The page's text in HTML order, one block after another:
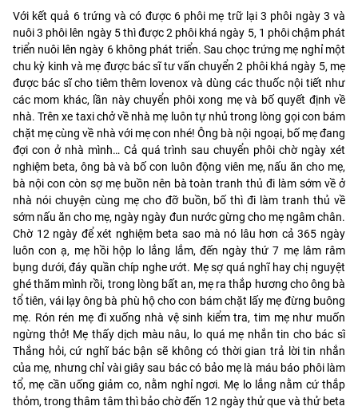
Với kết quả 6 trứng và có được 6 phôi mẹ trữ lại 3 phôi ngày 3 và
nuôi 3 phôi lên ngày 5 thì được 2 phôi khá ngày 5, 1 phôi chậm phát
triển nuôi lên ngày 6 không phát triển. Sau chọc trứng mẹ nghỉ một
chu kỳ kinh và mẹ được bác sĩ tư vấn chuyển 2 phôi khá ngày 5, mẹ
được bác sĩ cho tiêm thêm lovenox và dùng các thuốc nội tiết như
các mom khác, lần này chuyển phôi xong mẹ và bố quyết định về
nhà. Trên xe taxi chở về nhà mẹ luôn tự nhủ trong lòng gọi con bám
chặt mẹ cùng về nhà với mẹ con nhé! Ông bà nội ngoại, bố mẹ đang
đợi con ở nhà mình… Cả quá trình sau chuyển phôi chờ ngày xét
nghiệm beta, ông bà và bố con luôn động viên mẹ, nấu ăn cho mẹ,
bà nội con còn sợ mẹ buồn nên bà toàn tranh thủ đi làm sớm về ở
nhà nói chuyện cùng mẹ cho đỡ buồn, bố thì đi làm tranh thủ về
sớm nấu ăn cho mẹ, ngày ngày đun nước gừng cho mẹ ngâm chân.
Chờ 12 ngày để xét nghiệm beta sao mà nó lâu hơn cả 365 ngày
luôn con ạ, mẹ hồi hộp lo lắng lắm, đến ngày thứ 7 mẹ lâm râm
bụng dưới, đáy quần chíp nghe ướt. Mẹ sợ quá nghĩ hay chị nguyệt
ghé thăm mình rồi, trong lòng bất an, mẹ ra thắp hương cho ông bà
tổ tiên, vái lạy ông bà phù hộ cho con bám chặt lấy mẹ đừng buông
mẹ. Rón rén mẹ đi xuống nhà vệ sinh kiểm tra, tim mẹ như muốn
ngừng thở! Mẹ thấy dịch màu nâu, lo quá mẹ nhắn tin cho bác sĩ
Thắng hỏi, cứ nghĩ bác bận sẽ không có thời gian trả lời tin nhắn
của mẹ, nhưng chỉ vài giây sau bác có bảo mẹ là máu báo phôi làm
tổ, mẹ cần uống giảm co, nằm nghỉ ngơi. Mẹ lo lắng nằm cứ thắp
thỏm, trong thâm tâm thì bảo chờ đến 12 ngày thử que và thử beta